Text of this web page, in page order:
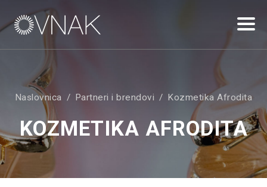
Naslovnica Partneri i brendovi Kozmetika Afrodita
KOZMETIKA AFRODITA